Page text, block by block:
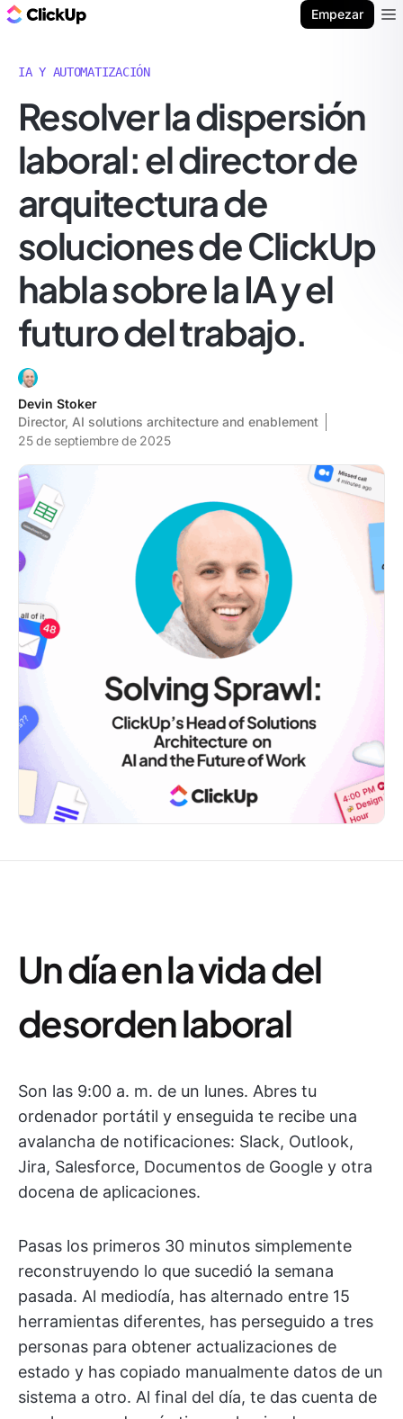
Empezar
IA Y AUTOMATIZACIÓN
Resolver la dispersión
laboral: el director de
arquitectura de
soluciones de ClickUp
habla sobre la IA y el
futuro del trabajo.
Devin Stoker
Director, AI solutions architecture and enablement
25 de septiembre de 2025
Un día en la vida del
desorden laboral
Son las 9:00 a. m. de un lunes. Abres tu
ordenador portátil y enseguida te recibe una
avalancha de notificaciones: Slack, Outlook,
Jira, Salesforce, Documentos de Google y otra
docena de aplicaciones.
Pasas los primeros 30 minutos simplemente
reconstruyendo lo que sucedió la semana
pasada. Al mediodía, has alternado entre 15
herramientas diferentes, has perseguido a tres
personas para obtener actualizaciones de
estado y has copiado manualmente datos de un
sistema a otro. Al final del día, te das cuenta de